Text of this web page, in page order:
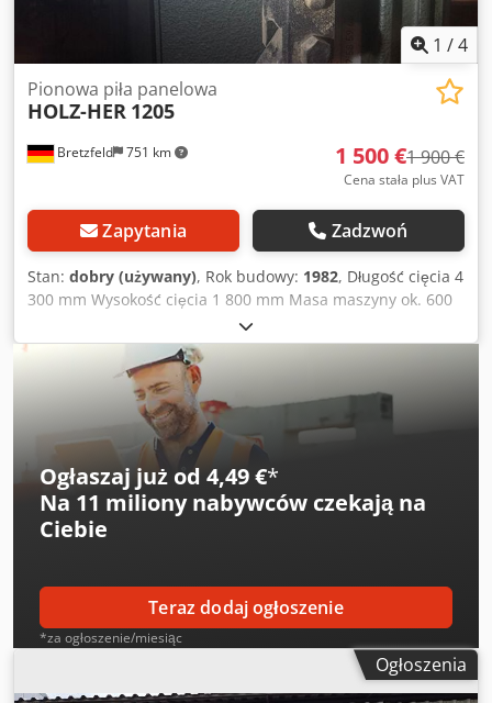
1 /4
Bretzfeld 751 km
Pionowa piła panelowa
HOLZ-HER 1205
1 500 €1 900 €
Cena stała plus VAT
Zapytania Zadzwoń
Stan: dobry (używany), Rok budowy: 1982, Długość cięcia 4
300 mm Wysokość cięcia 1 800 mm Masa maszyny ok. 600
Ogłaszaj już od 4,49 €*
Na 11 miliony nabywców czekają na
Ciebie
Teraz dodaj ogłoszenie
*za ogłoszenie/miesiąc
Ogłoszenia